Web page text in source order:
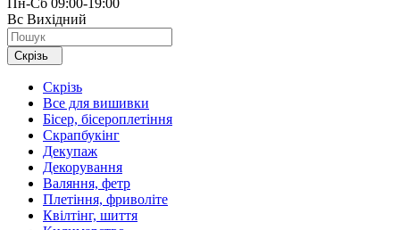
Вс Вихідний
Скрізь
Скрізь
Все для вишивки
Бісер, бісероплетіння
Скрапбукінг
Декупаж
Декорування
Валяння, фетр
Плетіння, фриволіте
Квілтінг, шиття